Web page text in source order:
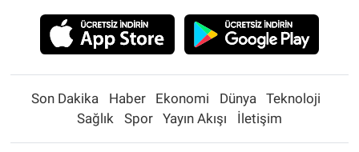
Son Dakika Haber Ekonomi Dünya
Teknoloji
Sağlık
Spor Yayın Akışı İletişim